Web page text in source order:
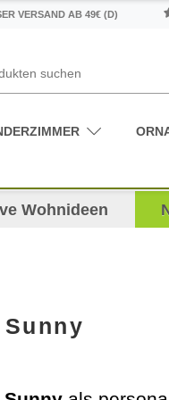
VERSAND AB 49€ (D)
Wohnideen